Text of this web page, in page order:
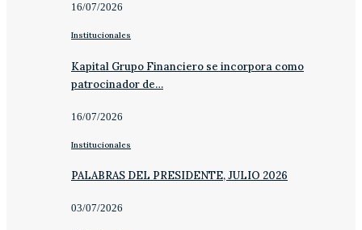
16/07/2026
Institucionales
Kapital Grupo Financiero se incorpora como
patrocinador de…
16/07/2026
Institucionales
PALABRAS DEL PRESIDENTE, JULIO 2026
03/07/2026